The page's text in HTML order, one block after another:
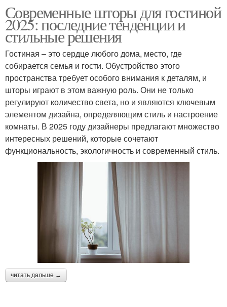
Современные шторы для гостиной
2025: последние тенденции и
стильные решения
Гостиная – это сердце любого дома, место, где
собирается семья и гости. Обустройство этого
пространства требует особого внимания к деталям, и
шторы играют в этом важную роль. Они не только
регулируют количество света, но и являются ключевым
элементом дизайна, определяющим стиль и настроение
комнаты. В 2025 году дизайнеры предлагают множество
интересных решений, которые сочетают
функциональность, экологичность и современный стиль.
читать дальше →